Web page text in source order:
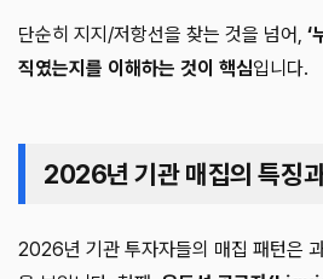
단순히 지지/저항선을 찾는 것을 넘어, ‘
직였는지를 이해하는 것이 핵심입니다.
2026년 기관 매집의 특징
2026년 기관 투자자들의 매집 패턴은